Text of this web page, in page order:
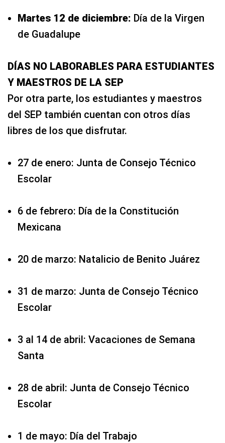
Martes 12 de diciembre: Día de la Virgen
de Guadalupe
DÍAS NO LABORABLES PARA ESTUDIANTES
Y MAESTROS DE LA SEP
Por otra parte, los estudiantes y maestros
del SEP también cuentan con otros días
libres de los que disfrutar.
27 de enero: Junta de Consejo Técnico
Escolar
6 de febrero: Día de la Constitución
Mexicana
20 de marzo: Natalicio de Benito Juárez
31 de marzo: Junta de Consejo Técnico
Escolar
3 al 14 de abril: Vacaciones de Semana
Santa
28 de abril: Junta de Consejo Técnico
Escolar
1 de mayo: Día del Trabajo